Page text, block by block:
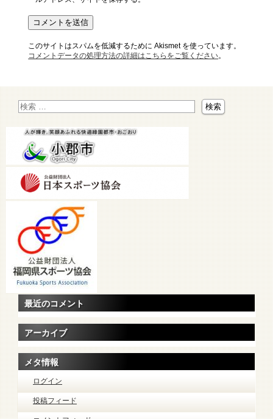
このサイトはスパムを低減するために Akismet を使っています。
コメントデータの処理方法の詳細はこちらをご覧ください。
最近のコメント
アーカイブ
メタ情報
ログイン
投稿フィード